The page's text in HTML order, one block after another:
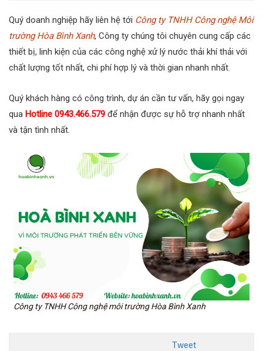
Quý doanh nghiệp hãy liên hệ tới Công ty TNHH Công nghệ Môi
trường Hòa Bình Xanh, Công ty chúng tôi chuyên cung cấp các
thiết bị, linh kiện của các công nghệ xử lý nước thải khí thải với
chất lượng tốt nhất, chi phí hợp lý và thời gian nhanh nhất.
Quý khách hàng có công trình, dự án cần tư vấn, hãy gọi ngay
qua Hotline 0943.466.579 để nhận được sự hỗ trợ nhanh nhất
và tận tình nhất.
Công ty TNHH Công nghệ môi trường Hòa Bình Xanh
Tweet